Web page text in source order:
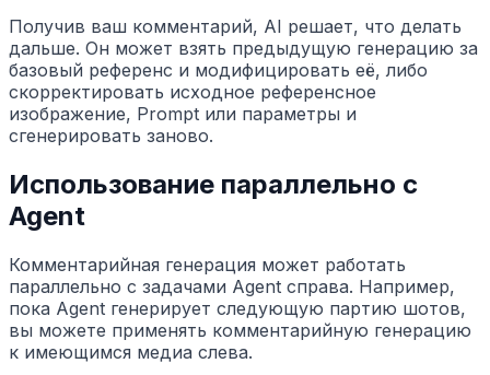
Получив ваш комментарий, AI решает, что делать
дальше. Он может взять предыдущую генерацию за
базовый референс и модифицировать её, либо
скорректировать исходное референсное
изображение, Prompt или параметры и
сгенерировать заново.
Использование параллельно с
Agent
Комментарийная генерация может работать
параллельно с задачами Agent справа. Например,
пока Agent генерирует следующую партию шотов,
вы можете применять комментарийную генерацию
к имеющимся медиа слева.